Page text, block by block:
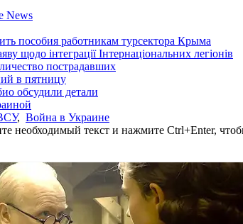
News
пособия работникам турсектора Крыма
щодо інтеграції Інтернаціональних легіонів
пострадавших
в пятницу
обсудили детали
, Война в Украине
необходимый текст и нажмите Ctrl+Enter,